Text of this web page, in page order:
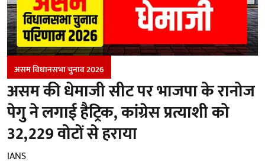
असम विधानसभा चुनाव 2026
असम की धेमाजी सीट पर भाजपा के रानोज
पेगु ने लगाई हैट्रिक, कांग्रेस प्रत्याशी को
32,229 वोटों से हराया
IANS